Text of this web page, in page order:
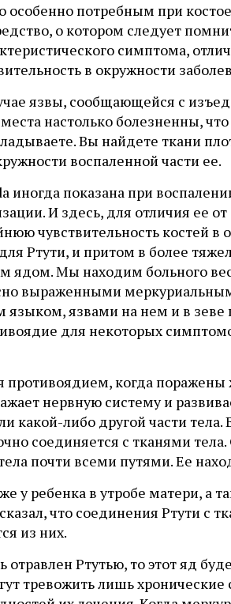
потребным при
о котором следует
симптома,
в окружности
язвы, сообщающейся с
настолько болезненны,
Вы найдете ткани
воспаленной части ее.
иногда показана при
И здесь, для отличия ее
чувствительность костей в
Ртути, и притом в более
ядом. Мы находим больного
выраженными
язвами на нем и в
для некоторых
противоядием, когда
нервную систему и
какой-либо другой части
соединяется с тканями
почти всеми путями. Ее
у ребенка в утробе матери, а
что соединения Ртути с
из них.
отравлен Ртутью, то этот яд
тревожить лишь